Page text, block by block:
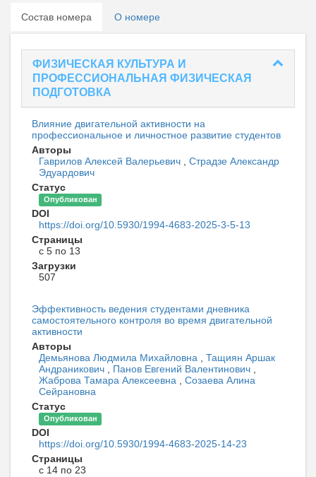
Состав номера О номере
ФИЗИЧЕСКАЯ КУЛЬТУРА И
ПРОФЕССИОНАЛЬНАЯ ФИЗИЧЕСКАЯ
ПОДГОТОВКА
Влияние двигательной активности на
профессиональное и личностное развитие студентов
Авторы
Гаврилов Алексей Валерьевич , Страдзе Александр
Эдуардович
Статус
Опубликован
DOI
https://doi.org/10.5930/1994-4683-2025-3-5-13
Страницы
с 5 по 13
Загрузки
507
Эффективность ведения студентами дневника
самостоятельного контроля во время двигательной
активности
Авторы
Демьянова Людмила Михайловна , Тащиян Аршак
Андраникович , Панов Евгений Валентинович ,
Жаброва Тамара Алексеевна , Созаева Алина
Сейрановна
Статус
Опубликован
DOI
https://doi.org/10.5930/1994-4683-2025-14-23
Страницы
с 14 по 23